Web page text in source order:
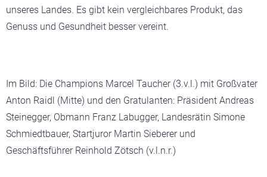
unseres Landes. Es gibt kein vergleichbares Produkt, das
Genuss und Gesundheit besser vereint.
Im Bild: Die Champions Marcel Taucher (3.v.l.) mit Großvater
Anton Raidl (Mitte) und den Gratulanten: Präsident Andreas
Steinegger, Obmann Franz Labugger, Landesrätin Simone
Schmiedtbauer, Startjuror Martin Sieberer und
Geschäftsführer Reinhold Zötsch (v.l.n.r.)